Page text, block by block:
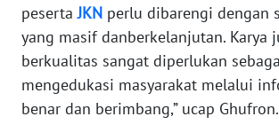
pesertaJKN perlu dibarengi dengan
yang masif danberkelanjutan. Karya
berkualitas sangat diperlukan
mengedukasi masyarakat melalui
benar dan berimbang,” ucap Ghufron.
WN
LAMPUNG
WN
JATENG